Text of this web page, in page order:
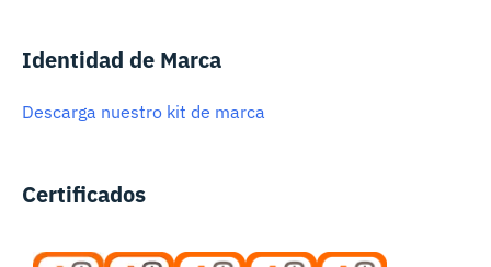
Identidad de Marca
Descarga nuestro kit de marca
Certificados